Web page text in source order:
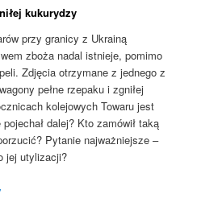
kukurydzy
przy granicy z Ukrainą
zboża nadal istnieje, pomimo
Zdjęcia otrzymane z jednego z
pełne rzepaku i zgniłej
kolejowych Towaru jest
dalej? Kto zamówił taką
Pytanie najważniejsze –
jej utylizacji?